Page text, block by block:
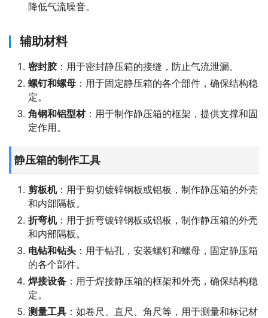
降低气流噪音。
辅助材料
密封胶 ：用于密封静压箱的接缝，防止气流泄漏。
螺钉和螺母 ：用于固定静压箱的各个部件，确保结构稳
定。
角钢和铝型材：用于制作静压箱的框架，提供支撑和固
定作用。
静压箱的制作工具
剪板机：用于剪切镀锌钢板或铝板，制作静压箱的外壳
和内部隔板。
折弯机：用于折弯镀锌钢板或铝板，制作静压箱的外壳
和内部隔板。
电钻和钻头 ：用于钻孔，安装螺钉和螺母，固定静压箱
的各个部件。
焊接设备 ：用于焊接静压箱的框架和外壳，确保结构稳
定。
测量工具 ：如卷尺、直尺、角尺等，用于测量和标记材